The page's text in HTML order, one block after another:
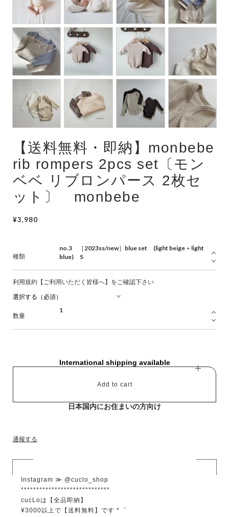
Accessories / Goods
Swimwear
サイズ検索
Gift wrapping
【送料無料・即納】monbebe
rib rompers 2pcs set〔モン
ベベ リブロンパース 2枚セ
ット〕 monbebe
¥3,980
種類
利用規約【ご利用いただく皆様へ】をご確認下さい
数量
International shipping available
Add to cart
日本国内にお住まいの方向け
通報する
Instagram ≫ @cuclo_shop
*****************************
cucLoは【全品即納】
¥3000以上で【送料無料】です *゜